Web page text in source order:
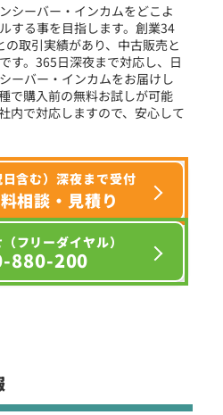
をリセット
シーバー・インカムをどこよ
する事を目指します。創業34
取引実績があり、中古販売と
す。365日深夜まで対応し、日
ーバー・インカムをお届けし
で購入前の無料お試しが可能
内で対応しますので、安心して
含む）深夜まで受付
相談・見積り
フリーダイヤル）
880-200